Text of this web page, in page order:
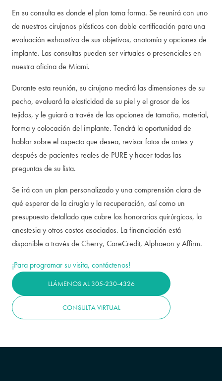
En su consulta es donde el plan toma forma. Se reunirá con uno
de nuestros cirujanos plásticos con doble certificación para una
evaluación exhaustiva de sus objetivos, anatomía y opciones de
implante. Las consultas pueden ser virtuales o presenciales en
nuestra oficina de Miami.
Durante esta reunión, su cirujano medirá las dimensiones de su
pecho, evaluará la elasticidad de su piel y el grosor de los
tejidos, y le guiará a través de las opciones de tamaño, material,
forma y colocación del implante. Tendrá la oportunidad de
hablar sobre el aspecto que desea, revisar fotos de antes y
después de pacientes reales de PURE y hacer todas las
preguntas de su lista.
Se irá con un plan personalizado y una comprensión clara de
qué esperar de la cirugía y la recuperación, así como un
presupuesto detallado que cubre los honorarios quirúrgicos, la
anestesia y otros costos asociados. La financiación está
disponible a través de Cherry, CareCredit, Alphaeon y Affirm.
¡Para programar su visita, contáctenos!
LLÁMENOS AL 305-230-4326
CONSULTA VIRTUAL